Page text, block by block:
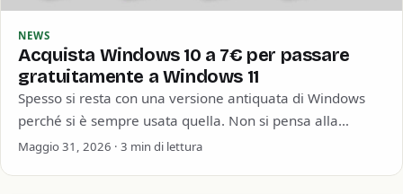
NEWS
Acquista Windows 10 a 7€ per passare
gratuitamente a Windows 11
Spesso si resta con una versione antiquata di Windows
perché si è sempre usata quella. Non si pensa alla
sicurezza informatica o…
Maggio 31, 2026 · 3 min di lettura